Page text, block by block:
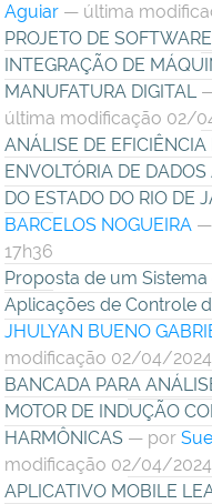
Aguiar — última
PROJETO DE
INTEGRAÇÃO DE
MANUFATURA DIGITAL
última modificação 02/
ANÁLISE DE
ENVOLTÓRIA DE
DO ESTADO DO RIO DE
BARCELOS NOGUEIRA —
17h36
Proposta de um
Aplicações de Controle
JHULYAN BUENO
modificação 02/04/2024
BANCADA PARA
MOTOR DE INDUÇÃO
HARMÔNICAS — por
modificação 02/04/2024
APLICATIVO MOBILE